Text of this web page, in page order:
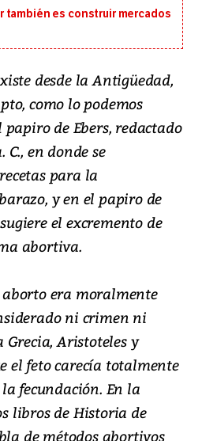
también es construir mercados
desde la Antigüedad,
como lo podemos
de Ebers, redactado
C., en donde se
para la
y en el papiro de
el excremento de
abortiva.
era moralmente
ni crimen ni
Aristoteles y
el feto carecía totalmente
fecundación. En la
libros de Historia de
de métodos abortivos